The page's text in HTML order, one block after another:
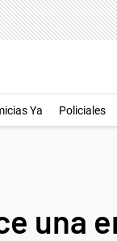
Ya Policiales
una